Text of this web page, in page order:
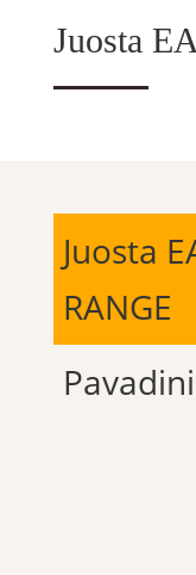
Juosta
Juosta
RANGE